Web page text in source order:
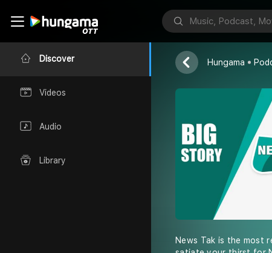
Discover
Videos
Audio
Library
Big Story |
News Tak
Hungama
News Tak is the most